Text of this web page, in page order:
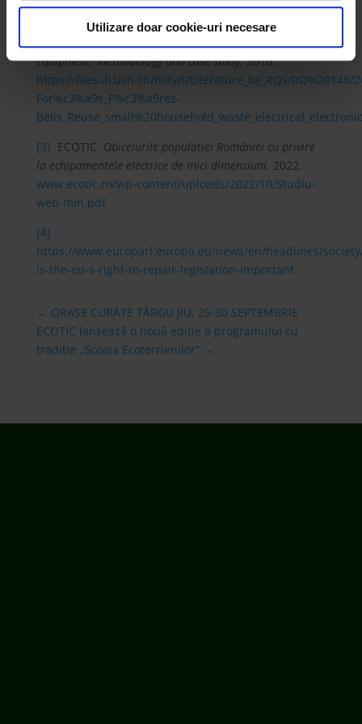
consimțământul cu privire la acestea.
Utilizare doar cookie-uri necesare
[2]Bovea, María D., Valeria Ibáñez-Forés, Victoria
Pérez-Belis, Pilar Quemades-Beltrán.Potential reuse
of small household waste electrical and electronic
equipment: Methodology and case study. 2016.
https://files.ifi.uzh.ch/hilty/t/Literature_by_RQs/RQ%20146/
For%c3%a9s_P%c3%a9rez-
[3] ECOTIC. Obiceiurile populației României cu privire
la echipamentele electrice de mici dimensiuni. 2022.
www.ecotic.ro/wp-content/uploads/2022/10/Studiu-
web-min.pdf
[4]
https://www.europarl.europa.eu/news/en/headlines/
is-the-eu-s-right-to-repair-legislation-important
← ORAȘE CURATE TÂRGU JIU, 25-30 SEPTEMBRIE
ECOTIC lansează o nouă ediție a programului cu
tradiție „Școala Ecoterrienilor”→